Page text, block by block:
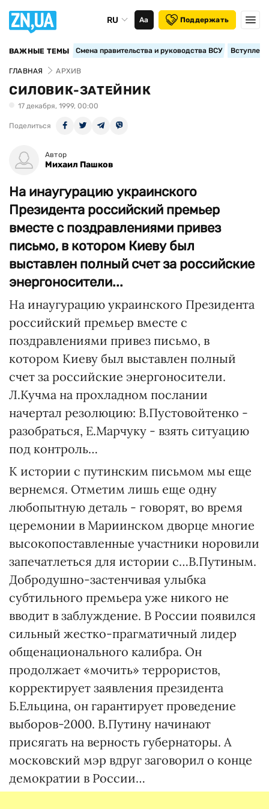
RU Аа Поддержать
ВАЖНЫЕ ТЕМЫ Смена правительства и руководства ВСУ
ГЛАВНАЯ АРХИВ
СИЛОВИК-ЗАТЕЙНИК
17 декабря, 1999, 00:00
Поделиться
Автор
Михаил Пашков
На инаугурацию украинского
Президента российский премьер
вместе с поздравлениями привез
письмо, в котором Киеву был
выставлен полный счет за российские
энергоносители...
На инаугурацию украинского Президента
российский премьер вместе с
поздравлениями привез письмо, в
котором Киеву был выставлен полный
счет за российские энергоносители.
Л.Кучма на прохладном послании
начертал резолюцию: В.Пустовойтенко -
разобраться, Е.Марчуку - взять ситуацию
под контроль…
К истории с путинским письмом мы еще
вернемся. Отметим лишь еще одну
любопытную деталь - говорят, во время
церемонии в Мариинском дворце многие
высокопоставленные участники норовили
запечатлеться для истории с…В.Путиным.
Добродушно-застенчивая улыбка
субтильного премьера уже никого не
вводит в заблуждение. В России появился
сильный жестко-прагматичный лидер
общенационального калибра. Он
продолжает «мочить» террористов,
корректирует заявления президента
Б.Ельцина, он гарантирует проведение
выборов-2000. В.Путину начинают
присягать на верность губернаторы. А
московский мэр вдруг заговорил о конце
демократии в России…